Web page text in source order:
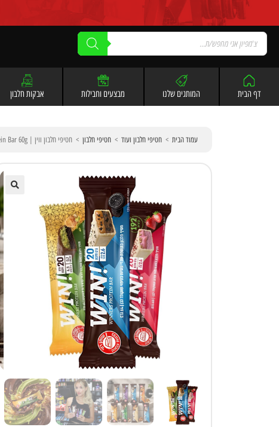
דף הבית המותגים שלנו מבצעים וחבילות אבקות חלבון
עמוד הבית > חטיפי חלבון ועוד > חטיפי חלבון > חטיפי חלבון ווין | WIN! Protein Bar 60g